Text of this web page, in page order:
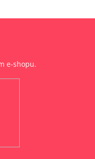
e-shopu.